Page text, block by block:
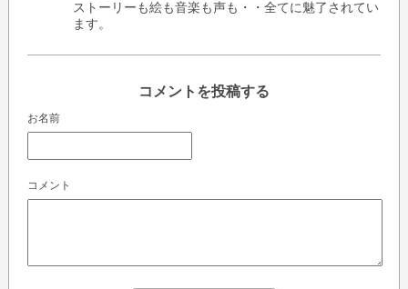
ストーリーも絵も音楽も声も・・全てに魅了されてい
ます。
コメントを投稿する
お名前
コメント